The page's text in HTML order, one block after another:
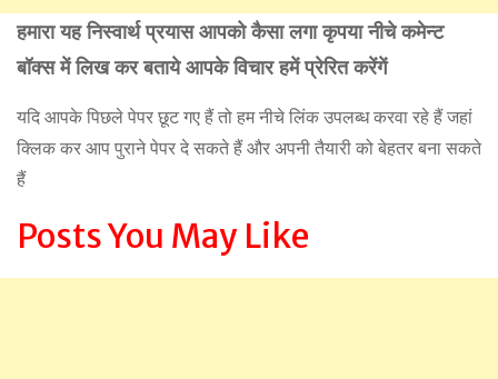
हमारा यह निस्वार्थ प्रयास आपको कैसा लगा कृपया नीचे कमेन्ट
बॉक्स में लिख कर बताये आपके विचार हमें प्रेरित करेंगें
यदि आपके पिछले पेपर छूट गए हैं तो हम नीचे लिंक उपलब्ध करवा रहे हैं जहां
क्लिक कर आप पुराने पेपर दे सकते हैं और अपनी तैयारी को बेहतर बना सकते
हैं
Posts You May Like